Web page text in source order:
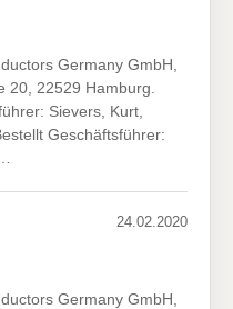
Germany GmbH,
20, 22529 Hamburg.
Sievers, Kurt,
Geschäftsführer:
24.02.2020
Germany GmbH,